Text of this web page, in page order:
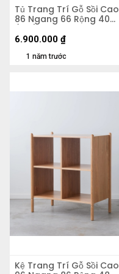
Tủ Trang Trí Gỗ Sồi Cao
86 Ngang 66 Rộng 40
(cm)
1 năm trước
6.900.000 ₫
Kệ Trang Trí Gỗ Sồi Cao